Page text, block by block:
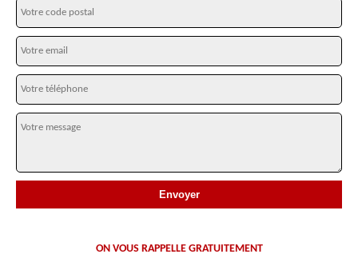
ON VOUS RAPPELLE GRATUITEMENT